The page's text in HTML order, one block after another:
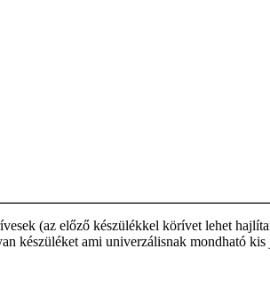
(az előző készülékkel körívet lehet
készüléket ami univerzálisnak mondható